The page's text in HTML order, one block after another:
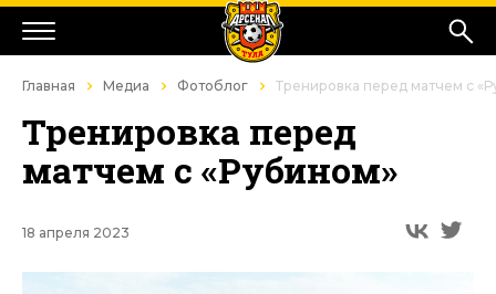
Главная Медиа Фотоблог Тренировка перед матчем с
Тренировка перед
матчем с «Рубином»
18 апреля 2023